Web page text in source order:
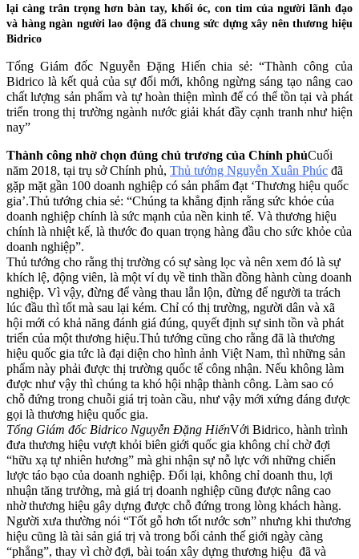
lại càng trân trọng hơn bàn tay, khối óc, con tim của người lãnh đạo
và hàng ngàn người lao động đã chung sức dựng xây nên thương hiệu
Bidrico
Tổng Giám đốc Nguyễn Đặng Hiến chia sẻ: “Thành công của
Bidrico là kết quả của sự đổi mới, không ngừng sáng tạo nâng cao
chất lượng sản phẩm và tự hoàn thiện mình để có thể tồn tại và phát
triển trong thị trường ngành nước giải khát đầy cạnh tranh như hiện
nay”
Thành công nhờ chọn đúng chủ trương của Chính phủCuối
năm 2018, tại trụ sở Chính phủ, Thủ tướng Nguyễn Xuân Phúc đã
gặp mặt gần 100 doanh nghiệp có sản phẩm đạt ‘Thương hiệu quốc
gia’.Thủ tướng chia sẻ: “Chúng ta khẳng định rằng sức khỏe của
doanh nghiệp chính là sức mạnh của nền kinh tế. Và thương hiệu
chính là nhiệt kế, là thước đo quan trọng hàng đầu cho sức khỏe của
doanh nghiệp”.
Thủ tướng cho rằng thị trường có sự sàng lọc và nên xem đó là sự
khích lệ, động viên, là một ví dụ về tinh thần đồng hành cùng doanh
nghiệp. Vì vậy, đừng để vàng thau lẫn lộn, đừng để người ta trách
lúc đầu thì tốt mà sau lại kém. Chỉ có thị trường, người dân và xã
hội mới có khả năng đánh giá đúng, quyết định sự sinh tồn và phát
triển của một thương hiệu.Thủ tướng cũng cho rằng đã là thương
hiệu quốc gia tức là đại diện cho hình ảnh Việt Nam, thì những sản
phẩm này phải được thị trường quốc tế công nhận. Nếu không làm
được như vậy thì chúng ta khó hội nhập thành công. Làm sao có
chỗ đứng trong chuỗi giá trị toàn cầu, như vậy mới xứng đáng được
gọi là thương hiệu quốc gia.
Tổng Giám đốc Bidrico Nguyễn Đặng HiếnVới Bidrico, hành trình
đưa thương hiệu vượt khỏi biên giới quốc gia không chỉ chờ đợi
“hữu xạ tự nhiên hương” mà ghi nhận sự nỗ lực với những chiến
lược táo bạo của doanh nghiệp. Đổi lại, không chỉ doanh thu, lợi
nhuận tăng trưởng, mà giá trị doanh nghiệp cũng được nâng cao
nhờ thương hiệu gây dựng được chỗ đứng trong lòng khách hàng.
Người xưa thường nói “Tốt gỗ hơn tốt nước sơn” nhưng khi thương
hiệu cũng là tài sản giá trị và trong bối cảnh thế giới ngày càng
“phẳng”, thay vì chờ đợi, bài toán xây dựng thương hiệu đã và